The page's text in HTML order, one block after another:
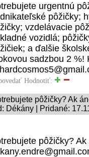
urgentnú
pôžičky;
vzdelávacie
vozidlá;
a ďalšie
sadzbou 2 %!
Hodnotiť:
pôžičky? Ak
Dékány | Pridané:
pôžičky?